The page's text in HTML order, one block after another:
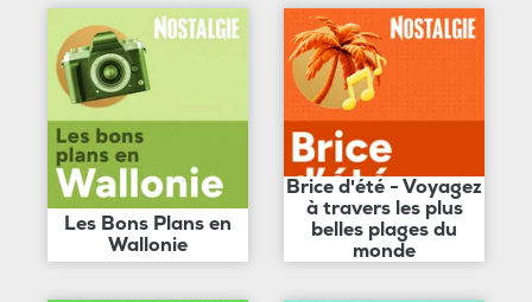
Les Bons Plans en
Wallonie
Brice d'été - Voyagez
à travers les plus
belles plages du
monde